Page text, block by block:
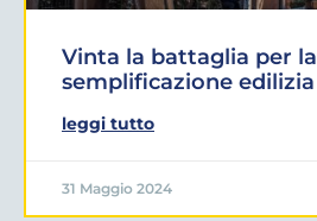
Vinta la battaglia per la
semplificazione edilizia
leggi tutto
31 Maggio 2024